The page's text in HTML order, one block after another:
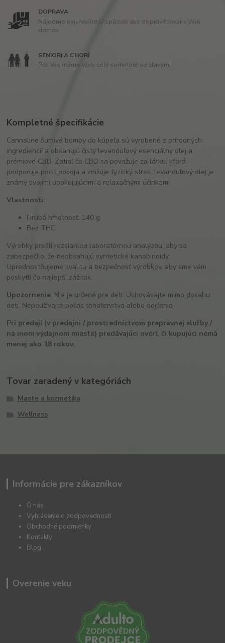
DOPRAVA
Nájdeme najvhodnejší spôsob ako dopraviť tovar k Vám
domov.
SENIORI A CHORÍ
Pre Vás máme vždy celý sortiment so zľavami
Kompletné špecifikácie
Cannaline šumivé bomby do kúpeľa sú vyrobené z prírodných
ingrediencií a obsahujú čistý levanduľový esenciálny olej a
prémiové CBD. Zatiaľ čo CBD sa považuje za látku, ktorá
podporuje pocit pokoja a znižuje fyzický stres, levanduľový olej je
známy svojimi upokojujúcimi a relaxačnými účinkami
Vlastnosti:
Hrubá hmotnosť: 140 g
Bez THC
Výrobky prešli rozsiahlou laboratórnou analýzou, aby sa
zabezpečilo, že neobsahujú syntetické kanabinoidy.
Uprednostňujeme kvalitu a bezpečnosť výrobkov, aby sme vám
poskytli čo najlepší zážitok.
Upozornenie: Nie je určené pre deti. Uchovávajte mimo dosahu
detí. Nepoužívajte počas tehotenstva alebo dojčenia.
Pri predaji (v predajni / prostredníctvom prepravnej služby /
na inom výdajnom mieste) predávajúci overí, či kupujúci nemá
menej ako 18 rokov.
Tovar zaradený v kategóriách
Maste a kozmetika
Wellness
Informácie pre zákazníkov
O nás
Vyhlásenie o zodpovednosti
Obchodné podmienky
Kontakty
Blog
Overenie veku